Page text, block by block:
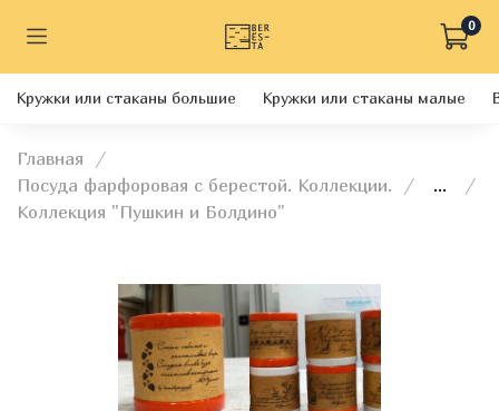
0
Кружки или стаканы большие Кружки или стаканы малые
Главная
Посуда фарфоровая с берестой. Коллекции.
...
Коллекция "Пушкин и Болдино"